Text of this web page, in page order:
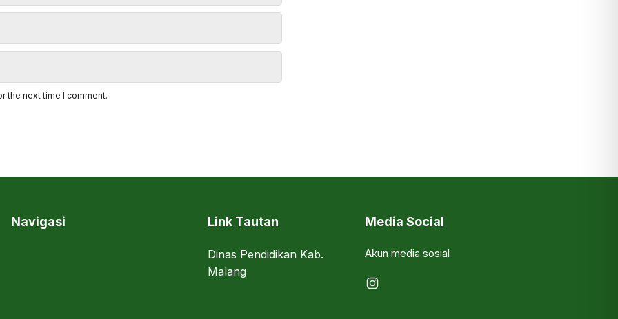
the next time I comment.
Navigasi Link Tautan
Dinas Pendidikan Kab.
Malang
Media Social
Akun media sosial
Instagram